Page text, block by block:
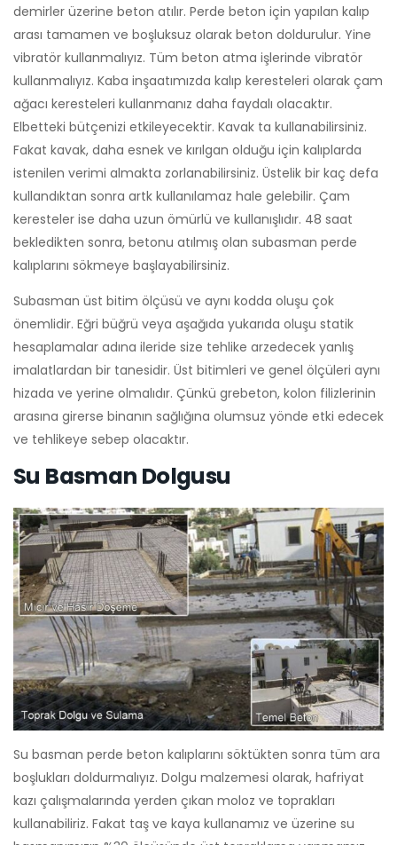
demirler üzerine beton atılır. Perde beton için yapılan kalıp
arası tamamen ve boşluksuz olarak beton doldurulur. Yine
vibratör kullanmalıyız. Tüm beton atma işlerinde vibratör
kullanmalıyız. Kaba inşaatımızda kalıp keresteleri olarak çam
ağacı keresteleri kullanmanız daha faydalı olacaktır.
Elbetteki bütçenizi etkileyecektir. Kavak ta kullanabilirsiniz.
Fakat kavak, daha esnek ve kırılgan olduğu için kalıplarda
istenilen verimi almakta zorlanabilirsiniz. Üstelik bir kaç defa
kullandıktan sonra artk kullanılamaz hale gelebilir. Çam
keresteler ise daha uzun ömürlü ve kullanışlıdır. 48 saat
bekledikten sonra, betonu atılmış olan subasman perde
kalıplarını sökmeye başlayabilirsiniz.
Subasman üst bitim ölçüsü ve aynı kodda oluşu çok
önemlidir. Eğri büğrü veya aşağıda yukarıda oluşu statik
hesaplamalar adına ileride size tehlike arzedecek yanlış
imalatlardan bir tanesidir. Üst bitimleri ve genel ölçüleri aynı
hizada ve yerine olmalıdır. Çünkü grebeton, kolon filizlerinin
arasına girerse binanın sağlığına olumsuz yönde etki edecek
ve tehlikeye sebep olacaktır.
Su Basman Dolgusu
Su basman perde beton kalıplarını söktükten sonra tüm ara
boşlukları doldurmalıyız. Dolgu malzemesi olarak, hafriyat
kazı çalışmalarında yerden çıkan moloz ve toprakları
kullanabiliriz. Fakat taş ve kaya kullanamız ve üzerine su